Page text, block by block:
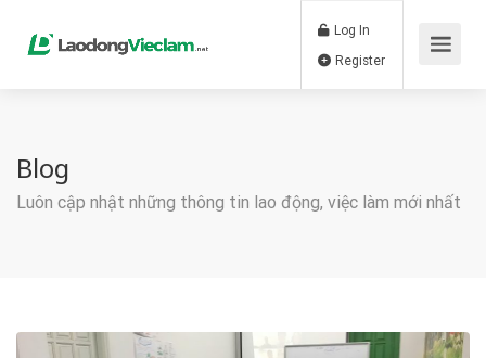
Log In
Blog
Luôn cập nhật những thông tin lao động, việc làm mới nhất